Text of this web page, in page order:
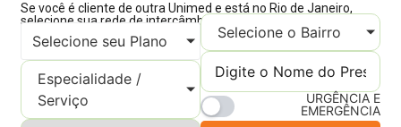
Se você é cliente de outra Unimed e está no Rio de Janeiro,
selecione sua rede de intercâmbio - Básica, Especial ou Master
Selecione seu Plano
Especialidade /
Serviço
Selecione o Bairro
URGÊNCIA E
EMERGÊNCIA